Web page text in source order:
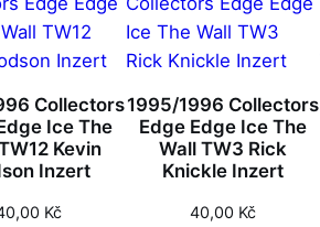
Collectors
Ice The
Kevin
Inzert
Kč
1995/1996 Collectors
Edge Edge Ice The
Wall TW3 Rick
Knickle Inzert
40,00 Kč